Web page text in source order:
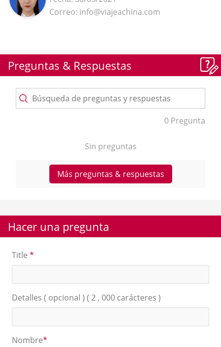
Correo: info@viajeachina.com
Preguntas & Respuestas
0 Pregunta
Sin preguntas
Más preguntas & respuestas
Hacer una pregunta
Title *
Detalles ( opcional ) ( 2 , 000 carácteres )
Nombre*